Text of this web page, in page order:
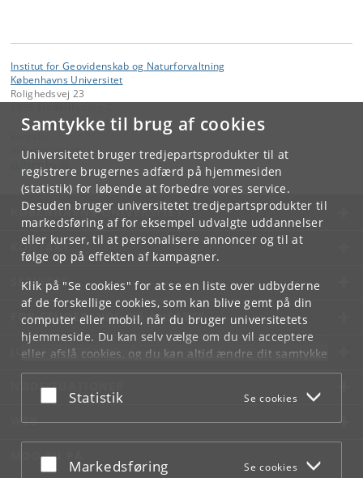
Samtykke til brug af cookies
Universitetet bruger tredjepartsprodukter til at
registrere brugernes adfærd på hjemmesiden
(statistik) for løbende at forbedre vores service.
Desuden bruger universitetet tredjepartsprodukter til
markedsføring af for eksempel udvalgte uddannelser
eller kurser, til at personalisere annoncer og til at
følge op på effekten af kampagner.
Klik på "Se cookies" for at se en liste over udbyderne
af de forskellige cookies, som kan blive gemt på din
computer eller mobil, når du bruger universitetets
hjemmeside. Du kan selv vælge om du vil acceptere
eller afslå cookies, og du kan altid ændre dit samtykke
underCookie- og privatlivspolitiksom du finder i
bunden af hver side.
Acceptér eller afslå
Statistik Se cookies
Acceptér eller afslå
Markedsføring Se cookies
Institut for Geovidenskab og Naturforvaltning
Københavns Universitet
Rolighedsvej 23
Videntjenesten
ign
KØBENHAVNS UNIVERSITET
KONTAKT
SERVICES
FOR STUDERENDE OG ANSATTE
JOB OG KARRIERE
NØDSITUATIONER
WEB
MØD KU PÅ